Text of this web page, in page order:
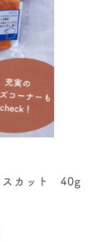
スカット 40g